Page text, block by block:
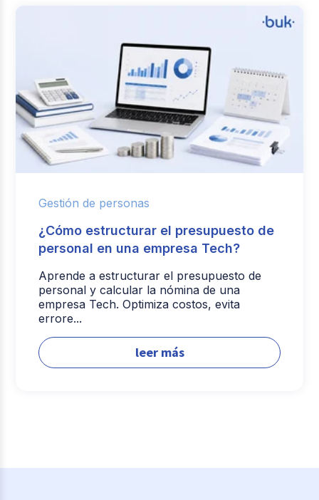
Gestión de personas
¿Cómo estructurar el presupuesto de
personal en una empresa Tech?
Aprende a estructurar el presupuesto de
personal y calcular la nómina de una
empresa Tech. Optimiza costos, evita
errore...
leer más